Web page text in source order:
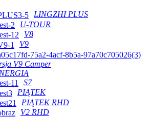
LINGZHI PLUS
U-TOUR
V8
V9
V9 Camper
S7
PIĄTEK
PIĄTEK RHD
V2 RHD